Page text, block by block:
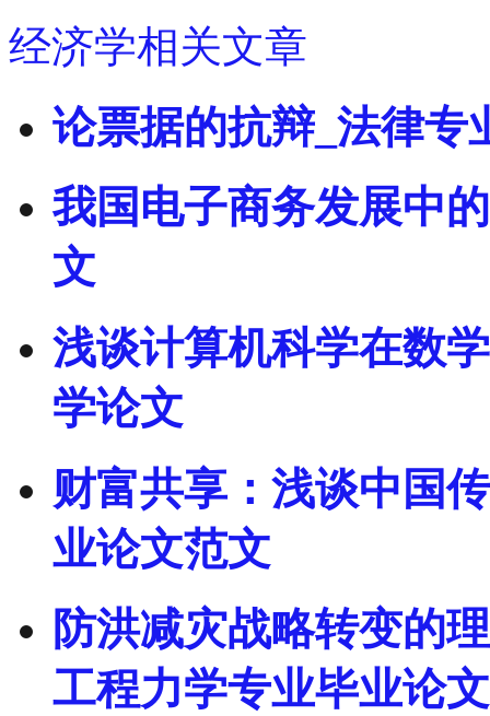
经济学相关文章
论票据的抗辩_法律专
我国电子商务发展中
文
浅谈计算机科学在数
学论文
财富共享：浅谈中国
业论文范文
防洪减灾战略转变的
工程力学专业毕业论